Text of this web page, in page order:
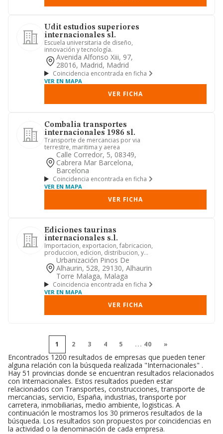
Udit estudios superiores
internacionales sl.
Escuela universitaria de diseño,
innovación y tecnología.
Avenida Alfonso Xiii, 97,
28016, Madrid, Madrid
Coincidencia encontrada en ficha
VER EN MAPA
VER FICHA
Combalia transportes
internacionales 1986 sl.
Transporte de mercancias por via
terrestre, maritima y aerea
Calle Corredor, 5, 08349,
Cabrera Mar Barcelona,
Barcelona
Coincidencia encontrada en ficha
VER EN MAPA
VER FICHA
Ediciones taurinas
internacionales s.l.
Importacion, exportacion, fabricacion,
produccion, edicion, distribucion, y
comercializacion de mat...
Urbanización Pinos De
Alhaurin, 528, 29130, Alhaurin
Torre Malaga, Malaga
Coincidencia encontrada en ficha
VER EN MAPA
VER FICHA
1 2 3 4 5 ... 40 »
Encontrados 1200 resultados de empresas que pueden tener
alguna relación con la búsqueda realizada "Internacionales" .
Hay 51 provincias donde se encuentran resultados relacionados
con Internacionales. Estos resultados pueden estar
relacionados con Transportes, construcciones, transporte de
mercancias, servicio, España, industrias, transporte por
carretera, inmobiliarias, medio ambiente, logisticas. A
continuación le mostramos los 30 primeros resultados de la
búsqueda. Los resultados son propuestos por coincidencias en
la actividad o la denominación de cada empresa.